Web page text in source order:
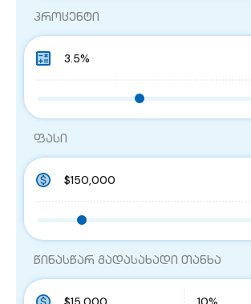
პროცენტი
ფასი
წინასწარ გადასახადი თანხა